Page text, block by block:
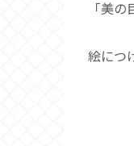
「美
絵につ